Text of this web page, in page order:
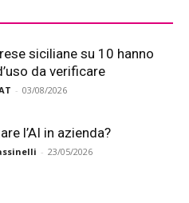
siciliane su 10 hanno
da verificare
- 03/08/2026
l’AI in azienda?
- 23/05/2026